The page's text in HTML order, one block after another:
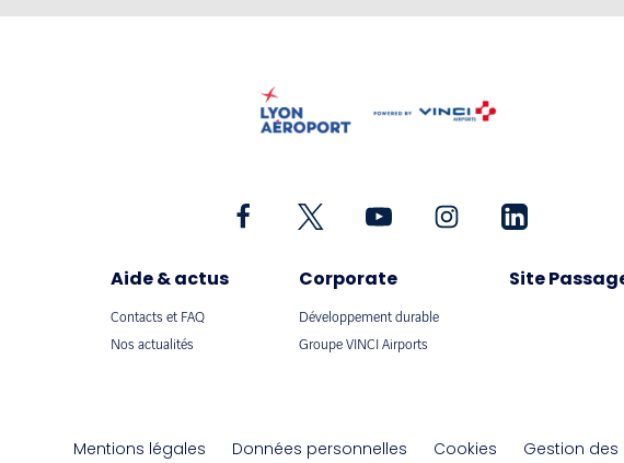
Aide & actus
Contacts et FAQ
Nos actualités
Corporate
Développement durable
Groupe VINCI Airports
Site
Mentions légales Données personnelles Cookies Gestion